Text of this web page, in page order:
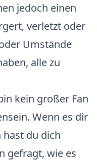
jedoch einen
verletzt oder
Umstände
alle zu
kein großer Fan
Wenn es dir
hast du dich
gefragt, wie es